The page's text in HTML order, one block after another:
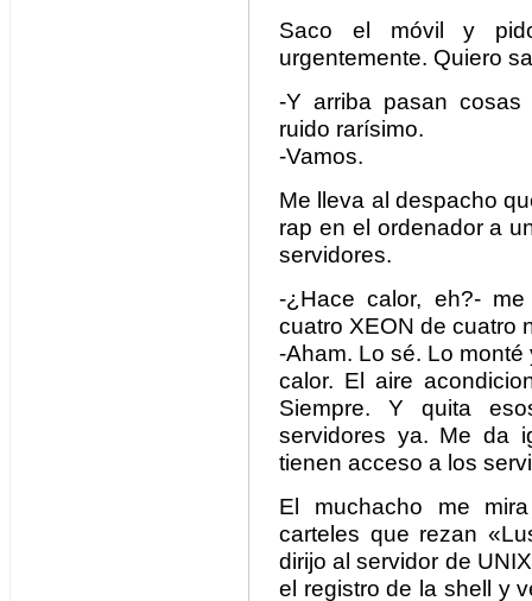
Saco el móvil y
urgentemente. Quiero
-Y arriba pasan cosas
ruido rarísimo.
-Vamos.
Me lleva al despacho
rap en el ordenador a
servidores.
-¿Hace calor, eh?-
cuatro XEON de cuatro
-Aham. Lo sé. Lo
calor. El aire
Siempre. Y quita
servidores ya. Me da
tienen acceso a los
El muchacho me
carteles que rezan
dirijo al servidor de
el registro de la shell y